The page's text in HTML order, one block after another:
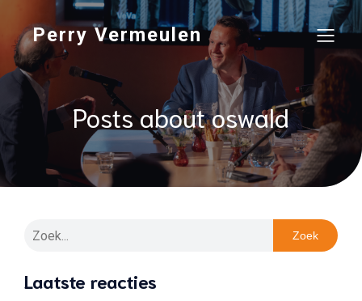
Perry Vermeulen
Posts about oswald
Zoek
Laatste reacties